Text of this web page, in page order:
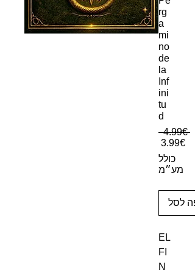
rg
a
mi
no
de
la
Inf
ini
tu
d
‏4.99 ‏€
‏3.99 ‏€
כולל
מע״מ
לסל
EL
FI
N